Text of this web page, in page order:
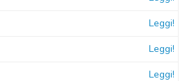
Leggi!
Leggi!
Leggi!